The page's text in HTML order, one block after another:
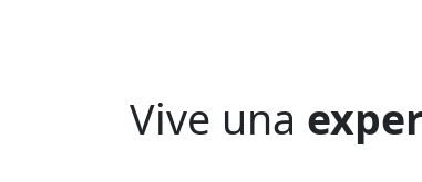
Vive una